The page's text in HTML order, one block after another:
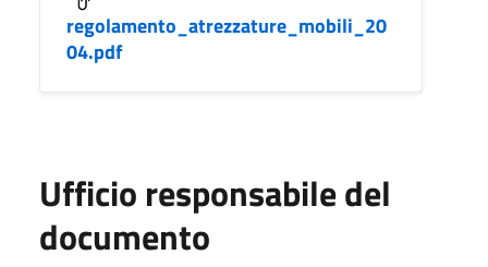
regolamento_atrezzature_mobili_20
04.pdf
Ufficio responsabile del
documento